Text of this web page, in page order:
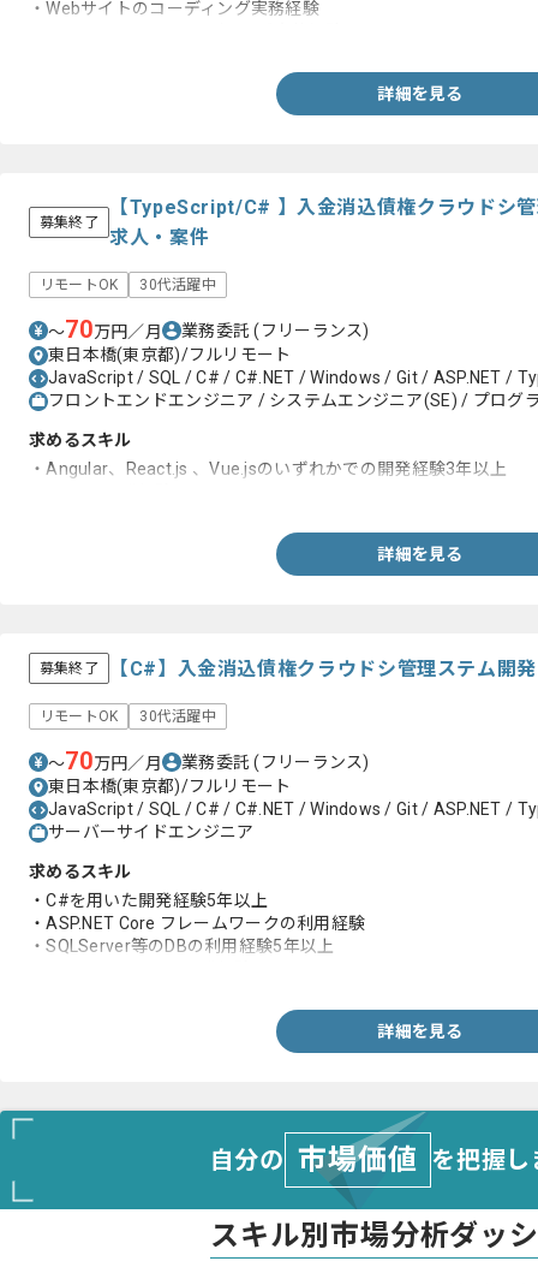
・Webサイトのコーディング実務経験
詳細を見る
募集終了
【TypeScript/C# 】入金消込債権クラウドシ
求人・案件
リモートOK 30代活躍中
〜70万円／月 業務委託(フリーランス)
東日本橋(東京都)/フルリモート
JavaScript / SQL / C# / C#.NET / Windows / Git / ASP.NET /
フロントエンドエンジニア / システムエンジニア(SE) / プログ
求めるスキル
・Angular、React.js 、Vue.jsのいずれかでの開発経験3年以上
詳細を見る
募集終了 【C#】入金消込債権クラウドシ管理ステム開
リモートOK 30代活躍中
〜70万円／月 業務委託(フリーランス)
東日本橋(東京都)/フルリモート
JavaScript / SQL / C# / C#.NET / Windows / Git / ASP.NET /
サーバーサイドエンジニア
求めるスキル
・C#を用いた開発経験5年以上
・ASP.NET Core フレームワークの利用経験
・SQLServer等のDBの利用経験5年以上
詳細を見る
自分の 市場価値 を把握
スキル別市場分析ダッ